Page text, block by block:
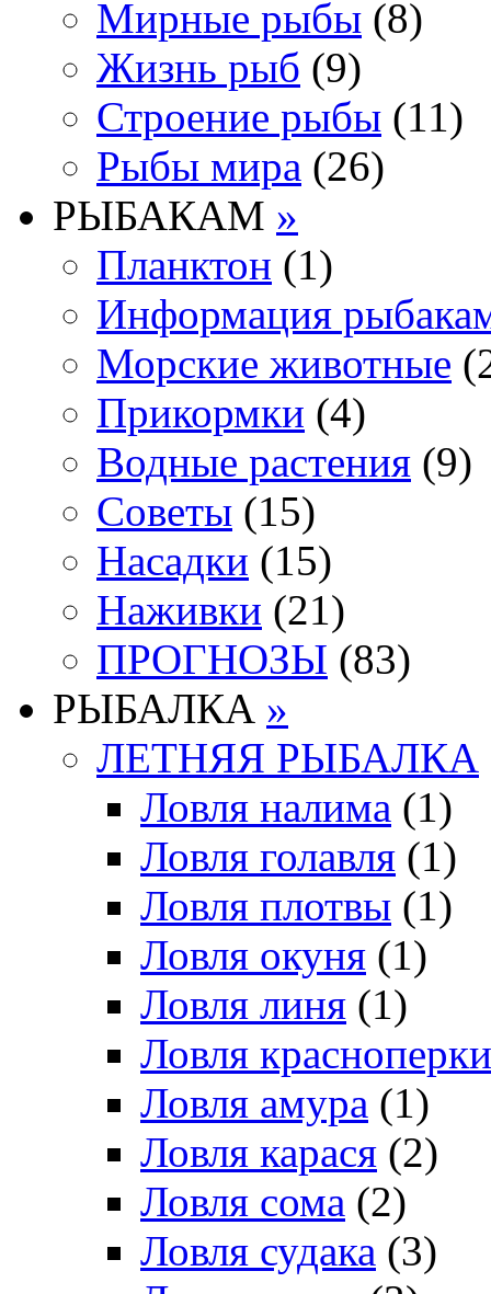
Мирные рыбы (8)
Жизнь рыб (9)
Строение рыбы (11)
Рыбы мира (26)
РЫБАКАМ »
Планктон (1)
Информация
Морские животные
Прикормки (4)
Водные растения (9)
Советы (15)
Насадки (15)
Наживки (21)
ПРОГНОЗЫ (83)
РЫБАЛКА »
ЛЕТНЯЯ РЫБАЛКА
Ловля налима (1)
Ловля голавля (1)
Ловля плотвы (1)
Ловля окуня (1)
Ловля линя (1)
Ловля красноперки
Ловля амура (1)
Ловля карася (2)
Ловля сома (2)
Ловля судака (3)